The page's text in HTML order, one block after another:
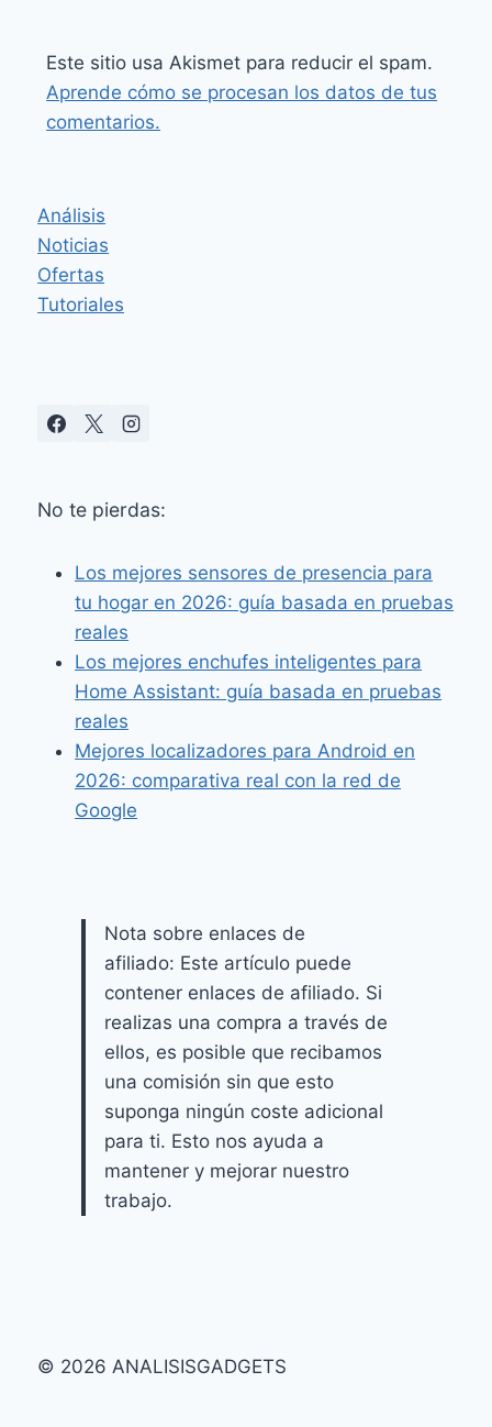
Este sitio usa Akismet para reducir el spam.
Aprende cómo se procesan los datos de tus
comentarios.
Análisis
Noticias
Ofertas
Tutoriales
No te pierdas:
Los mejores sensores de presencia para
tu hogar en 2026: guía basada en pruebas
reales
Los mejores enchufes inteligentes para
Home Assistant: guía basada en pruebas
reales
Mejores localizadores para Android en
2026: comparativa real con la red de
Google
Nota sobre enlaces de
afiliado: Este artículo puede
contener enlaces de afiliado. Si
realizas una compra a través de
ellos, es posible que recibamos
una comisión sin que esto
suponga ningún coste adicional
para ti. Esto nos ayuda a
mantener y mejorar nuestro
trabajo.
© 2026 ANALISISGADGETS